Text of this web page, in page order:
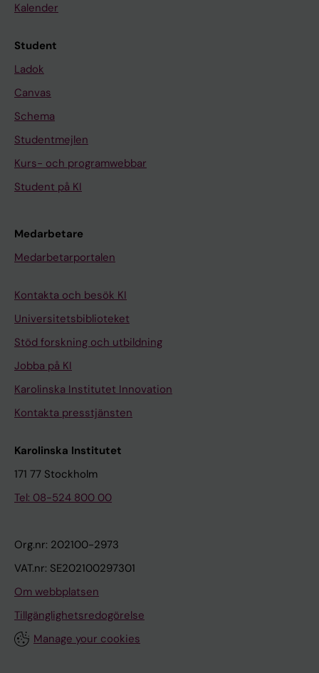
Kalender
Student
Ladok
Canvas
Schema
Studentmejlen
Kurs- och programwebbar
Student på KI
Medarbetare
Medarbetarportalen
Kontakta och besök KI
Universitetsbiblioteket
Stöd forskning och utbildning
Jobba på KI
Karolinska Institutet Innovation
Kontakta presstjänsten
Karolinska Institutet
171 77 Stockholm
Tel: 08-524 800 00
Org.nr: 202100-2973
VAT.nr: SE202100297301
Om webbplatsen
Tillgänglighetsredogörelse
Manage your cookies